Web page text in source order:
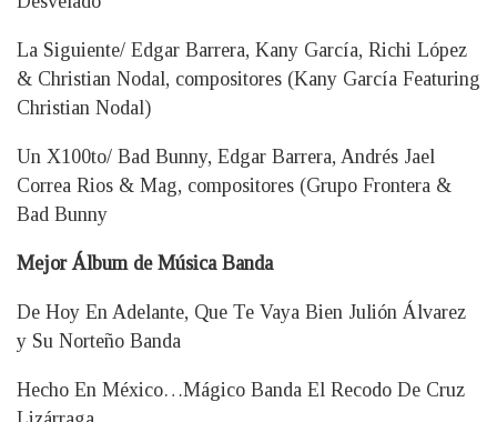
La Siguiente/ Edgar Barrera, Kany García, Richi López
& Christian Nodal, compositores (Kany García Featuring
Christian Nodal)
Un X100to/ Bad Bunny, Edgar Barrera, Andrés Jael
Correa Rios & Mag, compositores (Grupo Frontera &
Bad Bunny
Mejor Álbum de Música Banda
De Hoy En Adelante, Que Te Vaya Bien Julión Álvarez
y Su Norteño Banda
Hecho En México…Mágico Banda El Recodo De Cruz